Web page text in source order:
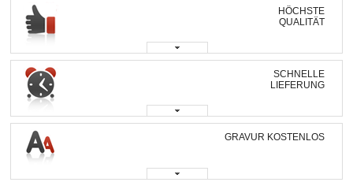
HÖCHSTE
QUALITÄT
SCHNELLE
LIEFERUNG
GRAVUR KOSTENLOS